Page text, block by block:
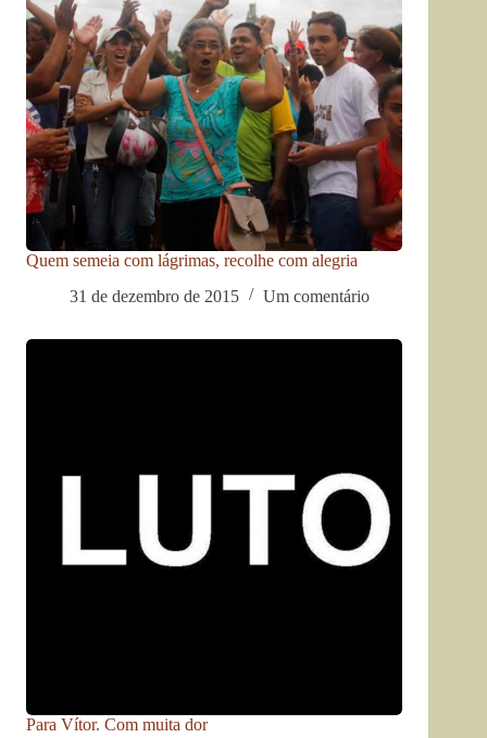
Quem semeia com lágrimas, recolhe com alegria
31 de dezembro de 2015
Um comentário
Para Vítor. Com muita dor